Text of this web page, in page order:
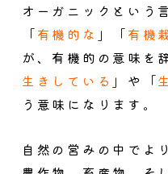
オーガニックという
「有機的な 」「有機
が、有機的の意味を
生きしている 」や「
う意味になります。
自然の営みの中でよ